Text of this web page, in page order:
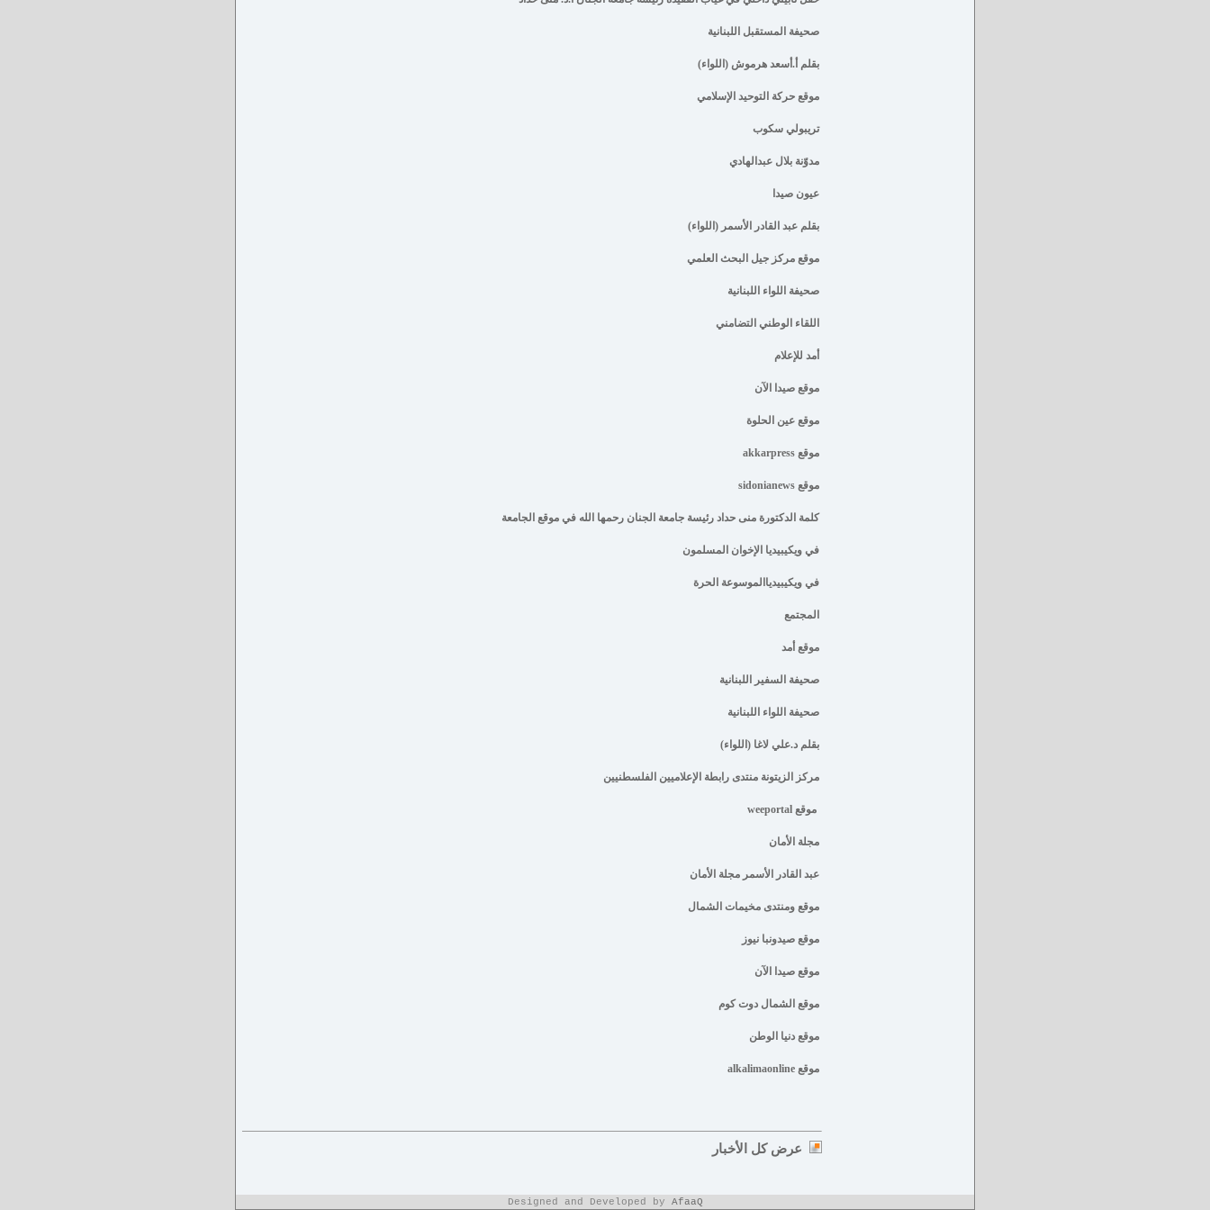
صحيفة المستقبل اللبنانية
بقلم أ.أسعد هرموش (اللواء)
موقع حركة التوحيد الإسلامي
تريبولي سكوب
مدوّنة بلال عبدالهادي
عيون صيدا
بقلم عبد القادر الأسمر (اللواء)
موقع مركز جيل البحث العلمي
صحيفة اللواء اللبنانية
اللقاء الوطني التضامني
أمد للإعلام
موقع صيدا الآن
موقع عين الحلوة
موقع akkarpress
موقع sidonianews
كلمة الدكتورة منى حداد رئيسة جامعة الجنان رحمها الله في موقع الجامعة
في ويكيبيديا الإخوان المسلمون
في ويكيبيدياالموسوعة الحرة
المجتمع
موقع أمد
صحيفة السفير اللبنانية
صحيفة اللواء اللبنانية
بقلم د.علي لاغا (اللواء)
مركز الزيتونة منتدى رابطة الإعلاميين الفلسطنيين
موقع weeportal
مجلة الأمان
عبد القادر الأسمر مجلة الأمان
موقع ومنتدى مخيمات الشمال
موقع صيدونبا نيوز
موقع صيدا الآن
موقع الشمال دوت كوم
موقع دنيا الوطن
موقع alkalimaonline
عرض كل الأخبار
Designed and Developed by AfaaQ